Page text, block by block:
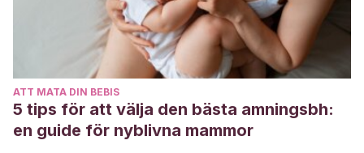
Hablemos de educación infantil: orientaciones y recursos
(0-6 años). Editorial Praxis. México.
Ospina, F. A. R.
(2016). Epistemología de la pedagogía
infantil.Ciencia e Interculturalidad,19(2), 19-30.
https://lamjol.info/index.php/RCI/article/view/3116/2865
Sandín Ibañez, C.
(2016). El proyecto de educación
infantil y su práctica en el aula. Editorial La Muralla. Madrid.
ATT MATA DIN BEBIS
5 tips för att välja den bästa amningsbh:
en guide för nyblivna mammor